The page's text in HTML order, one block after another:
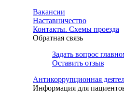
Вакансии
Наставничество
Контакты. Схемы проезда
Обратная связь
Задать вопрос
Оставить отзыв
Антикоррупционная
Информация для